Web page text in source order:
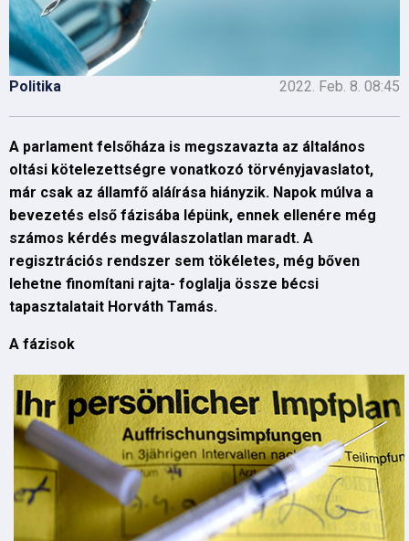
Politika 2022. Feb. 8. 08:45
A parlament felsőháza is megszavazta az általános
oltási kötelezettségre vonatkozó törvényjavaslatot,
már csak az államfő aláírása hiányzik. Napok múlva a
bevezetés első fázisába lépünk, ennek ellenére még
számos kérdés megválaszolatlan maradt. A
regisztrációs rendszer sem tökéletes, még bőven
lehetne finomítani rajta- foglalja össze bécsi
tapasztalatait Horváth Tamás.
A fázisok